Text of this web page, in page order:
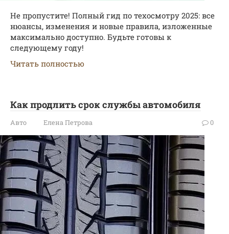
Не пропустите! Полный гид по техосмотру 2025: все
нюансы, изменения и новые правила, изложенные
максимально доступно. Будьте готовы к
следующему году!
Читать полностью
Как продлить срок службы автомобиля
Авто Елена Петрова 0